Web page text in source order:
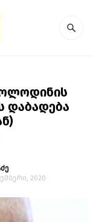
დაბადება
2020